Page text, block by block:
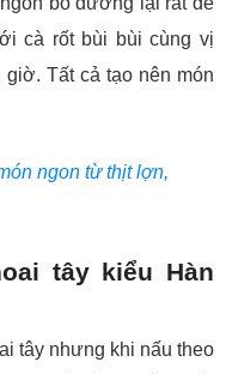
cà rốt bùi bùi cùng vị
Tất cả tạo nên món
ngon từ thịt lợn,
tây kiểu Hàn
tây nhưng khi nấu theo